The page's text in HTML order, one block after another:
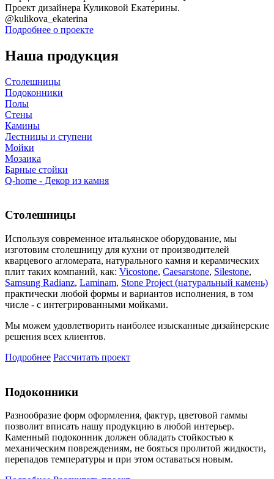
Проект дизайнера Куликовой Екатерины.
@kulikova_ekaterina
Подробнее о проекте
Наша продукция
Столешницы
Подоконники
Полы
Стены
Камины
Лестницы и ступени
Мойки
Мозаика
Барные стойки
Q-home - Декор из камня
Столешницы
Используя современное итальянское оборудование, мы
изготовим столешницу для кухни от производителей
кварцевого агломерата, натурального камня и керамических
плит таких компаний, как: Vicostone, Caesarstone, Silestone,
Samsung Radianz, Laminam, Stone Project (натуральный камень)
практически любой формы и вариантов исполнения, в том
числе - с интегрированными мойками.
Мы можем удовлетворить наиболее изысканные дизайнерские
решения всех клиентов.
Подробнее Рассчитать проект
Подоконники
Разнообразие форм оформления, фактур, цветовой гаммы
позволит вписать нашу продукцию в любой интерьер.
Каменный подоконник должен обладать стойкостью к
механическим повреждениям, не бояться пролитой жидкости,
перепадов температуры и при этом оставаться новым.